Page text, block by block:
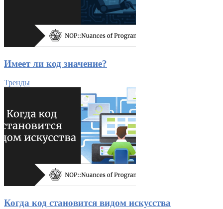
Имеет ли код значение?
Тренды
Когда код становится видом искусства